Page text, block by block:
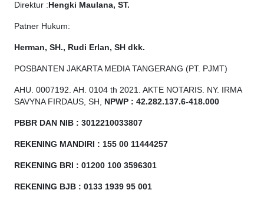
Direktur : Hengki Maulana, ST.
Patner Hukum:
Herman, SH., Rudi Erlan, SH dkk.
POSBANTEN JAKARTA MEDIA TANGERANG (PT. PJMT)
AHU. 0007192. AH. 0104 th 2021. AKTE NOTARIS. NY. IRMA
SAVYNA FIRDAUS, SH, NPW P : 42.282.137.6-418.000
PBBR DAN NIB : 3012210033807
REKENING MANDIRI : 155 00 11444257
REKENING BRI : 01200 100 3596301
REKENING BJB : 0133 1939 95 001